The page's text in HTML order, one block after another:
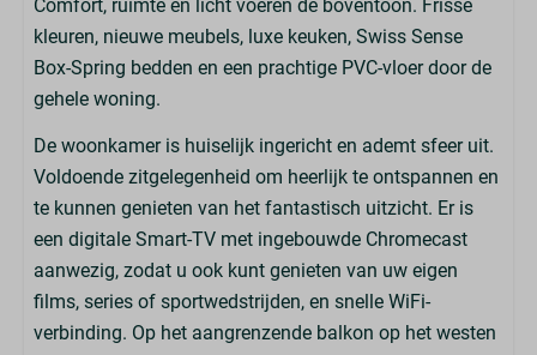
Comfort, ruimte en licht voeren de boventoon. Frisse
kleuren, nieuwe meubels, luxe keuken, Swiss Sense
Box-Spring bedden en een prachtige PVC-vloer door de
gehele woning.
De woonkamer is huiselijk ingericht en ademt sfeer uit.
Voldoende zitgelegenheid om heerlijk te ontspannen en
te kunnen genieten van het fantastisch uitzicht. Er is
een digitale Smart-TV met ingebouwde Chromecast
aanwezig, zodat u ook kunt genieten van uw eigen
films, series of sportwedstrijden, en snelle WiFi-
verbinding. Op het aangrenzende balkon op het westen